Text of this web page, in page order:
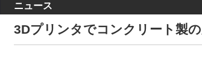
ニュース
3Dプリンタでコンクリート製